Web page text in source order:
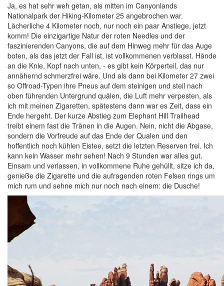
Ja, es hat sehr weh getan, als mitten im Canyonlands
Nationalpark der Hiking-Kilometer 25 angebrochen war.
Lächerliche 4 Kilometer noch, nur noch ein paar Anstiege, jetzt
komm! Die einzigartige Natur der roten Needles und der
faszinierenden Canyons, die auf dem Hinweg mehr für das Auge
boten, als das jetzt der Fall ist, ist vollkommenen verblasst. Hände
an die Knie, Kopf nach unten, - es gibt kein Körperteil, das nur
annähernd schmerzfrei wäre. Und als dann bei Kilometer 27 zwei
so Offroad-Typen ihre Pneus auf dem steinigen und steil nach
oben führenden Untergrund quälen, die Luft mehr verpesten, als
ich mit meinen Zigaretten, spätestens dann war es Zeit, dass ein
Ende hergeht. Der kurze Abstieg zum Elephant Hill Trailhead
treibt einem fast die Tränen in die Augen. Nein, nicht die Abgase,
sondern die Vorfreude auf das Ende der Qualen und den
hoffentlich noch kühlen Eistee, setzt die letzten Reserven frei. Ich
kann kein Wasser mehr sehen! Nach 9 Stunden war alles gut.
Einsam und verlassen, in vollkommene Ruhe gehüllt, sitze ich da,
genieße die Zigarette und die aufragenden roten Felsen rings um
mich rum und sehne mich nur noch nach einem: die Dusche!